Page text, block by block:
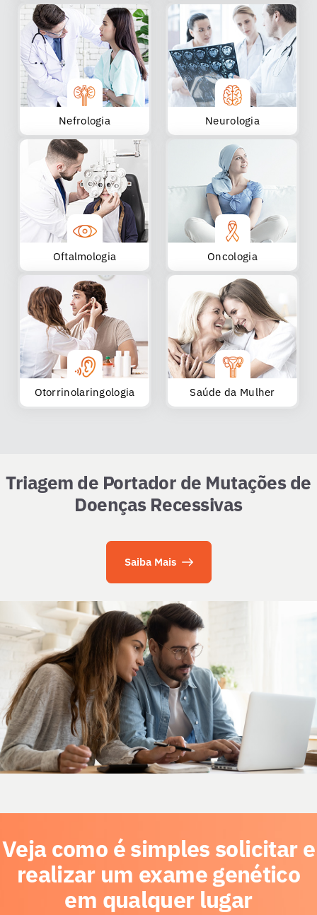
Nefrologia Neurologia
Oftalmologia Oncologia
Otorrinolaringologia Saúde da Mulher
Triagem de Portador de Mutações de
Doenças Recessivas
Saiba Mais
Veja como é simples solicitar e
realizar um exame genético
em qualquer lugar